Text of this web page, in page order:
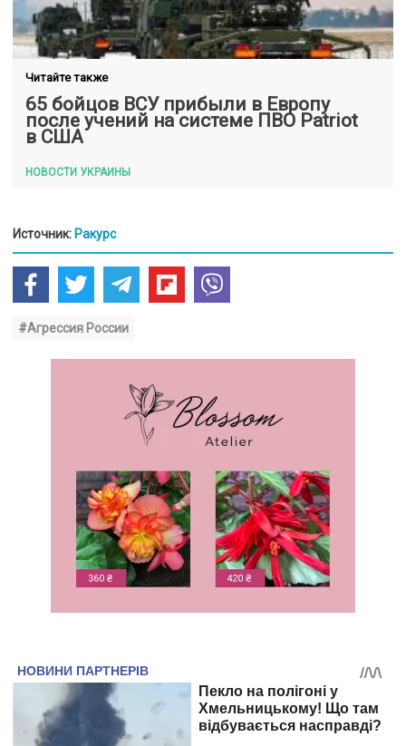
Читайте также
65 бойцов ВСУ прибыли в Европу
после учений на системе ПВО Patriot
в США
НОВОСТИ УКРАИНЫ
Источник: Ракурс
#Агрессия России